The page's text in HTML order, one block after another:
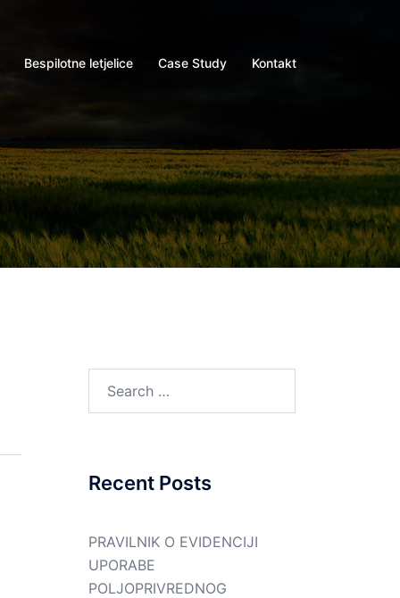
Bespilotne letjelice Case Study Kontakt
Recent Posts
PRAVILNIK O EVIDENCIJI
UPORABE
POLJOPRIVREDNOG